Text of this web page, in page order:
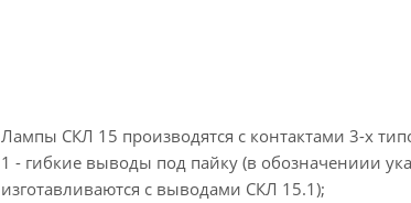
Лампы СКЛ 15 производятся с контактами 3-х
1 - гибкие выводы под пайку (в обозначениии
изготавливаются с выводами СКЛ 15.1);